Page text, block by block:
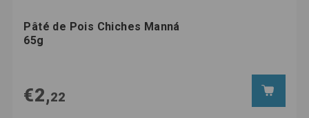
Pâté de Pois Chiches Manná
65g
€2,22